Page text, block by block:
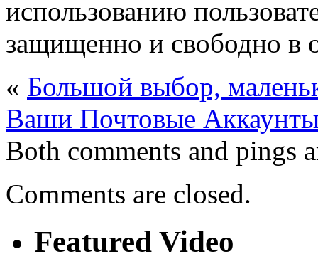
использованию
защищенно и свободно в
« Большой выбор,
Ваши Почтовые
Both comments and pings
Comments are closed.
Featured Video